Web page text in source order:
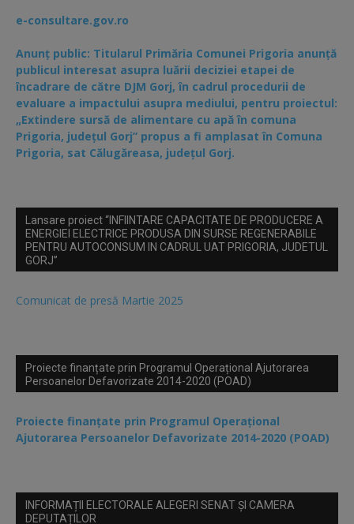
e-consultare.gov.ro
Anunț public: Titularul Primăria Comunei Prigoria anunță
publicul interesat asupra luării deciziei etapei de
încadrare de către DJM Gorj, în cadrul procedurii de
evaluare a impactului asupra mediului, pentru proiectul:
„Extindere sursă de alimentare cu apă în comuna
Prigoria, județul Gorj” propus a fi amplasat în Comuna
Prigoria, sat Călugăreasa, județul Gorj.
Lansare proiect “INFIINTARE CAPACITATE DE PRODUCERE A
ENERGIEI ELECTRICE PRODUSA DIN SURSE REGENERABILE
PENTRU AUTOCONSUM IN CADRUL UAT PRIGORIA, JUDETUL
GORJ”
Comunicat de presă Martie 2025
Proiecte finanțate prin Programul Operațional Ajutorarea
Persoanelor Defavorizate 2014-2020 (POAD)
Proiecte finanțate prin Programul Operațional
Ajutorarea Persoanelor Defavorizate 2014-2020 (POAD)
INFORMAȚII ELECTORALE ALEGERI SENAT ȘI CAMERA
DEPUTAȚILOR